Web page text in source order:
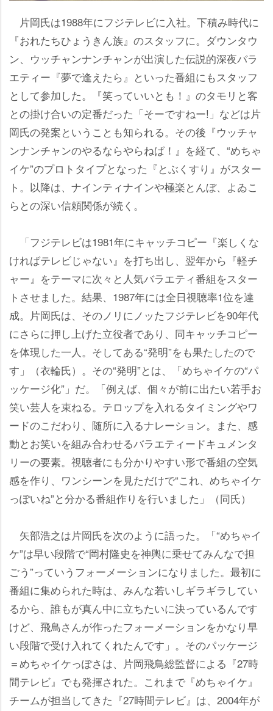
片岡氏は1988年にフジテレビに入社。下積み時代に
『おれたちひょうきん族』のスタッフに。ダウンタウ
ン、ウッチャンナンチャンが出演した伝説的深夜バラ
エティー『夢で逢えたら』といった番組にもスタッフ
として参加した。『笑っていいとも！』のタモリと客
との掛け合いの定番だった「そーですねー!」などは片
岡氏の発案ということも知られる。その後『ウッチャ
ンナンチャンのやるならやらねば！』を経て、“めちゃ
イケ”のプロトタイプとなった『とぶくすり』がスター
ト。以降は、ナインティナインや極楽とんぼ、よゐこ
らとの深い信頼関係が続く。
「フジテレビは1981年にキャッチコピー『楽しくな
ければテレビじゃない』を打ち出し、翌年から『軽チ
ャー』をテーマに次々と人気バラエティ番組をスター
トさせました。結果、1987年には全日視聴率1位を達
成。片岡氏は、そのノリにノッたフジテレビを90年代
にさらに押し上げた立役者であり、同キャッチコピー
を体現した一人。そしてある“発明”をも果たしたので
す」（衣輪氏）。その“発明”とは、「めちゃイケの“パ
ッケージ化”」だ。「例えば、個々が前に出たい若手お
笑い芸人を束ねる。テロップを入れるタイミングやワ
ードのこだわり、随所に入るナレーション。また、感
動とお笑いを組み合わせるバラエティードキュメンタ
リーの要素。視聴者にも分かりやすい形で番組の空気
感を作り、ワンシーンを見ただけで“これ、めちゃイケ
っぽいね”と分かる番組作りを行いました」（同氏）
矢部浩之は片岡氏を次のように語った。「“めちゃイ
ケ”は早い段階で“岡村隆史を神輿に乗せてみんなで担
ごう”っていうフォーメーションになりました。最初に
番組に集められた時は、みんな若いしギラギラしてい
るから、誰もが真ん中に立ちたいに決っているんです
けど、飛鳥さんが作ったフォーメーションをかなり早
い段階で受け入れてくれたんです」。そのパッケージ
＝めちゃイケっぽさは、片岡飛鳥総監督による『27時
間テレビ』でも発揮された。これまで『めちゃイケ』
チームが担当してきた『27時間テレビ』は、2004年が